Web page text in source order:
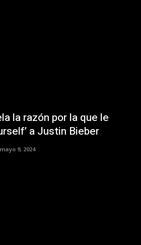
la razón por la que le
a Justin Bieber
mayo 9, 2024